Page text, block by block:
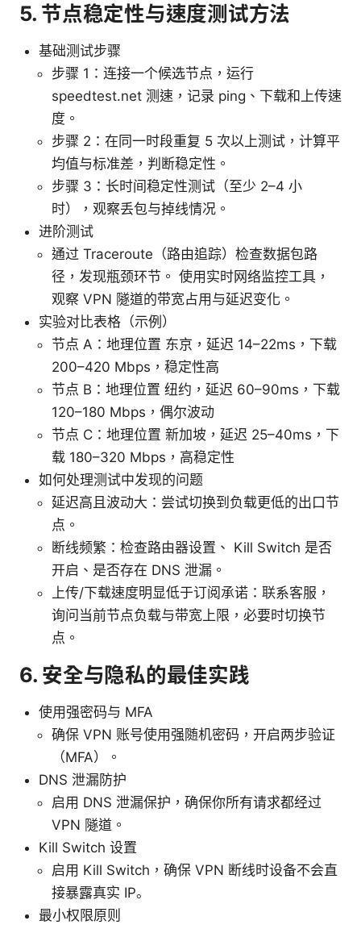
5. 节点稳定性与速度测试方法
基础测试步骤
步骤 1：连接一个候选节点，运行
speedtest.net 测速，记录 ping、下载和上传速
度。
步骤 2：在同一时段重复 5 次以上测试，计算平
均值与标准差，判断稳定性。
步骤 3：长时间稳定性测试（至少 2–4 小
时），观察丢包与掉线情况。
进阶测试
通过 Traceroute（路由追踪）检查数据包路
径，发现瓶颈环节。 使用实时网络监控工具，
观察 VPN 隧道的带宽占用与延迟变化。
实验对比表格（示例）
节点 A：地理位置 东京，延迟 14–22ms，下载
200–420 Mbps，稳定性高
节点 B：地理位置 纽约，延迟 60–90ms，下载
120–180 Mbps，偶尔波动
节点 C：地理位置 新加坡，延迟 25–40ms，下
载 180–320 Mbps，高稳定性
如何处理测试中发现的问题
延迟高且波动大：尝试切换到负载更低的出口节
点。
断线频繁：检查路由器设置、 Kill Switch 是否
开启、是否存在 DNS 泄漏。
上传/下载速度明显低于订阅承诺：联系客服，
询问当前节点负载与带宽上限，必要时切换节
点。
6. 安全与隐私的最佳实践
使用强密码与 MFA
确保 VPN 账号使用强随机密码，开启两步验证
（MFA）。
DNS 泄漏防护
启用 DNS 泄漏保护，确保你所有请求都经过
VPN 隧道。
Kill Switch 设置
启用 Kill Switch，确保 VPN 断线时设备不会直
接暴露真实 IP。
最小权限原则